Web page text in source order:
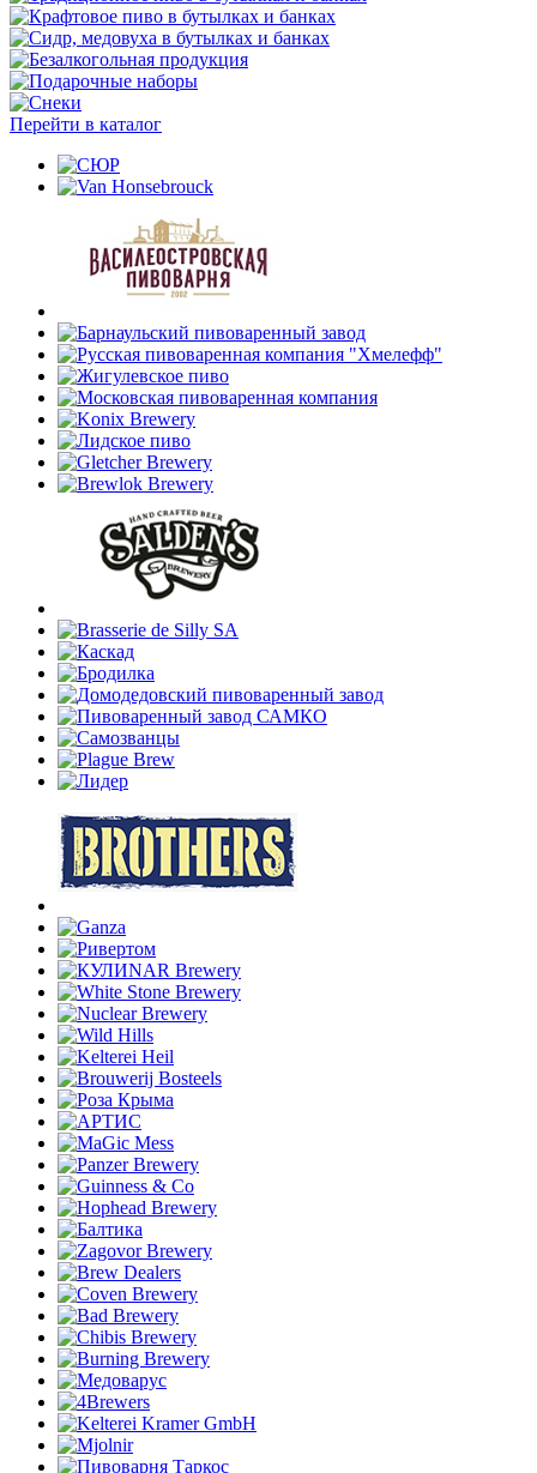
Перейти в каталог